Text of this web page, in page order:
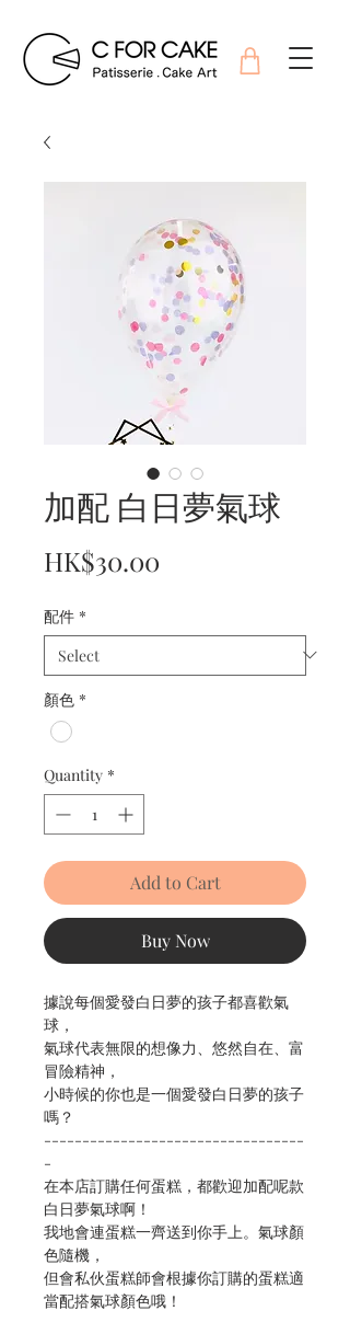
加配 白日夢氣球
HK$30.00
配件 *
顏色 *
Quantity *
Add to Cart
Buy Now
據說每個愛發白日夢的孩子都喜歡氣
球，
氣球代表無限的想像力、悠然自在、富
冒險精神，
小時候的你也是一個愛發白日夢的孩子
嗎？
----------------------------------
-
在本店訂購任何蛋糕，都歡迎加配呢款
白日夢氣球啊！
我地會連蛋糕一齊送到你手上。氣球顏
色隨機，
但會私伙蛋糕師會根據你訂購的蛋糕適
當配搭氣球顏色哦！